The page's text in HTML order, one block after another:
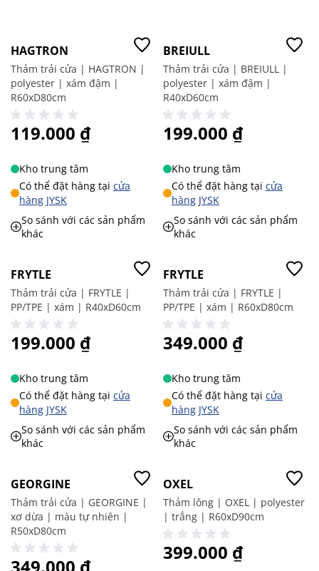
HAGTRON
Thảm trải cửa | HAGTRON |
polyester | xám đậm |
R60xD80cm
119.000 ₫
Kho trung tâm
Có thể đặt hàng tại cửa
hàng JYSK
So sánh với các sản phẩm
khác
BREIULL
Thảm trải cửa | BREIULL |
polyester | xám đậm |
R40xD60cm
199.000 ₫
Kho trung tâm
Có thể đặt hàng tại cửa
hàng JYSK
So sánh với các sản phẩm
khác
FRYTLE
Thảm trải cửa | FRYTLE |
PP/TPE | xám | R40xD60cm
199.000 ₫
Kho trung tâm
Có thể đặt hàng tại cửa
hàng JYSK
So sánh với các sản phẩm
khác
FRYTLE
Thảm trải cửa | FRYTLE |
PP/TPE | xám | R60xD80cm
349.000 ₫
Kho trung tâm
Có thể đặt hàng tại cửa
hàng JYSK
So sánh với các sản phẩm
khác
GEORGINE
Thảm trải cửa | GEORGINE |
xơ dừa | màu tự nhiên |
R50xD80cm
OXEL
Thảm lông | OXEL | polyester
| trắng | R60xD90cm
399.000 ₫